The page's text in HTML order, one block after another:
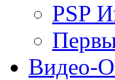
PSP
Видео-